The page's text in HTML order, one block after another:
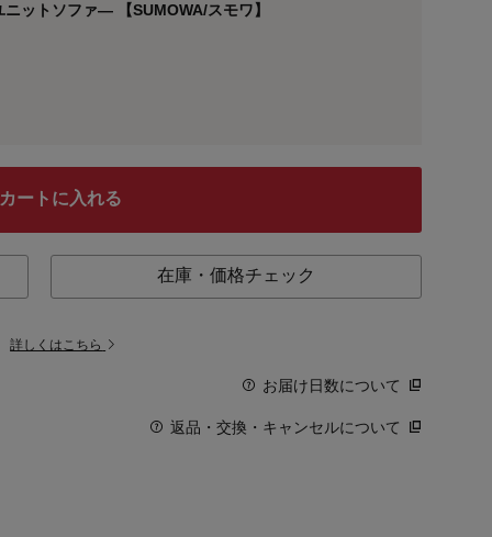
ットソファ― 【SUMOWA/スモワ】
カートに入れる
在庫・価格チェック
詳しくはこちら
お届け日数について
返品・交換・キャンセルについて